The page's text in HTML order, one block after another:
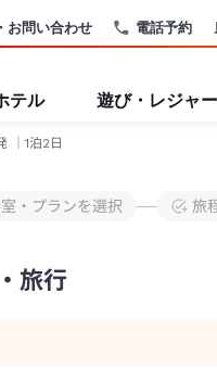
電話予約
お問い合わせ
テル 遊び・レジャー
｜1泊2日
・プランを選択 旅
旅行